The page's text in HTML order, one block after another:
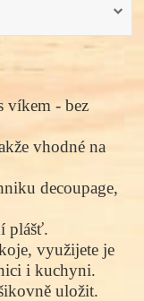
víkem - bez
vhodné na
decoupage,
plášť.
využijete je
i kuchyni.
uložit.